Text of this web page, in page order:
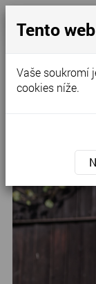
Olivově
Tento
Vaše soukromí
cookies níže.